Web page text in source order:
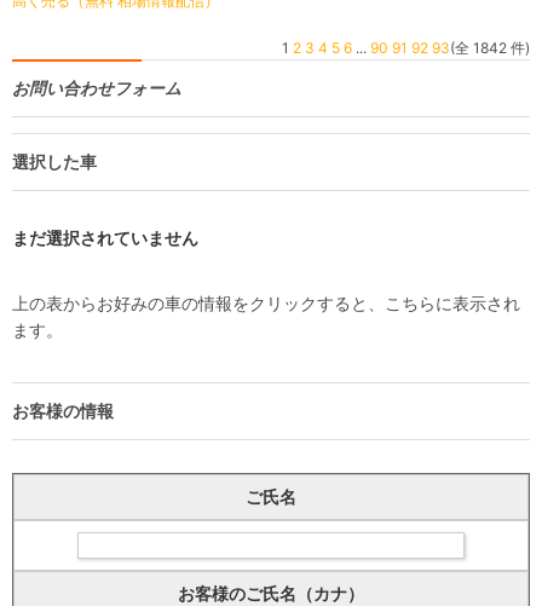
1 2 3 4 5 6 ... 90 91 92 93(全 1842 件)
お問い合わせフォーム
選択した車
まだ選択されていません
上の表からお好みの車の情報をクリックすると、こちらに表示され
ます。
お客様の情報
ご氏名
お客様のご氏名（カナ）